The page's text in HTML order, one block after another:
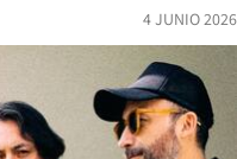
4 JUNIO 2026